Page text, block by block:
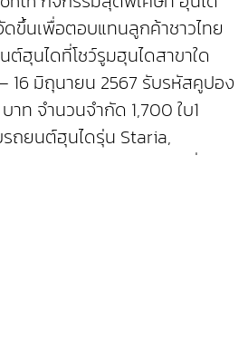
ดขึ้นเพื่อตอบแทนลูกค้าชาวไทย
ฮุนไดที่โชว์รูมฮุนไดสาขาใด
16 มิถุนายน 2567 รับรหัสคูปอง
ท จำนวนจำกัด 1,700 ใบ1
ถยนต์ฮุนไดรุ่น Staria,
หรือ Santa Fe ภายในวันที่ 30